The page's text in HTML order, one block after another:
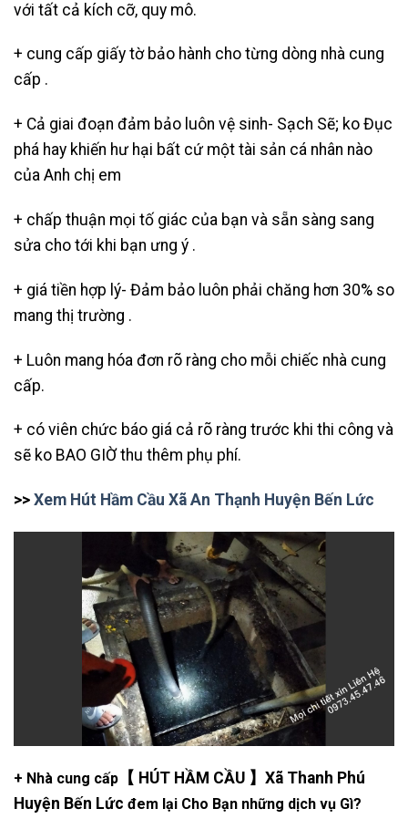
với tất cả kích cỡ, quy mô.
+ cung cấp giấy tờ bảo hành cho từng dòng nhà cung
cấp .
+ Cả giai đoạn đảm bảo luôn vệ sinh- Sạch Sẽ; ko Đục
phá hay khiến hư hại bất cứ một tài sản cá nhân nào
của Anh chị em
+ chấp thuận mọi tố giác của bạn và sẵn sàng sang
sửa cho tới khi bạn ưng ý .
+ giá tiền hợp lý- Đảm bảo luôn phải chăng hơn 30% so
mang thị trường .
+ Luôn mang hóa đơn rõ ràng cho mỗi chiếc nhà cung
cấp.
+ có viên chức báo giá cả rõ ràng trước khi thi công và
sẽ ko BAO GIỜ thu thêm phụ phí.
>> Xem Hút Hầm Cầu Xã An Thạnh Huyện Bến Lức
+ Nhà cung cấp 【 HÚT HẦM CẦU 】Xã Thanh Phú
Huyện Bến Lức đem lại Cho Bạn những dịch vụ Gì?